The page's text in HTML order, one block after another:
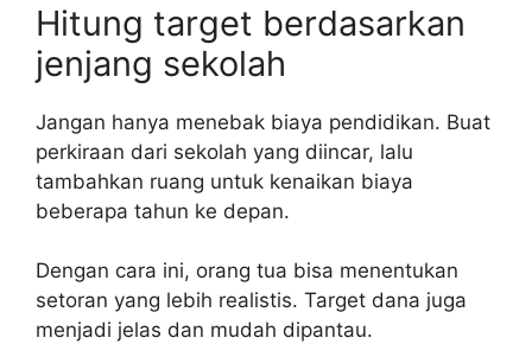
Hitung target berdasarkan
jenjang sekolah
Jangan hanya menebak biaya pendidikan. Buat
perkiraan dari sekolah yang diincar, lalu
tambahkan ruang untuk kenaikan biaya
beberapa tahun ke depan.
Dengan cara ini, orang tua bisa menentukan
setoran yang lebih realistis. Target dana juga
menjadi jelas dan mudah dipantau.